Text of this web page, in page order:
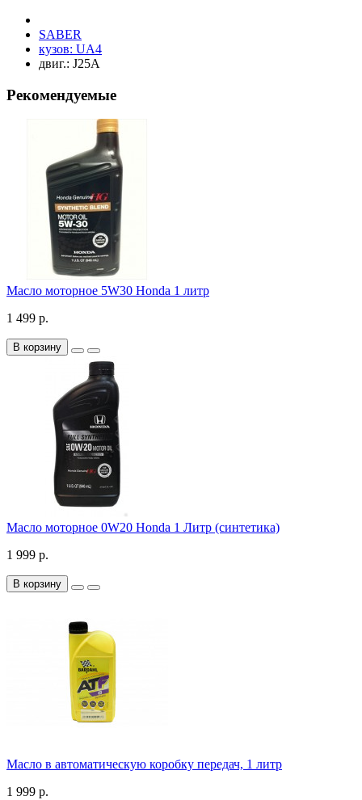
SABER
кузов: UA4
двиг.: J25A
Рекомендуемые
Масло моторное 5W30 Honda 1 литр
1 499 р.
В корзину
Масло моторное 0W20 Honda 1 Литр (синтетика)
1 999 р.
В корзину
Масло в автоматическую коробку передач, 1 литр
1 999 р.